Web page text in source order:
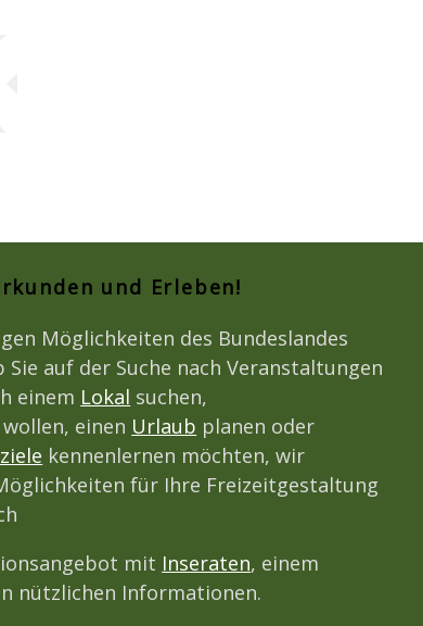
und Erleben!
Möglichkeiten des Bundeslandes
auf der Suche nach Veranstaltungen
einem Lokal suchen,
einen Urlaub planen oder
kennenlernen möchten, wir
für Ihre Freizeitgestaltung
mit Inseraten, einem
nützlichen Informationen.